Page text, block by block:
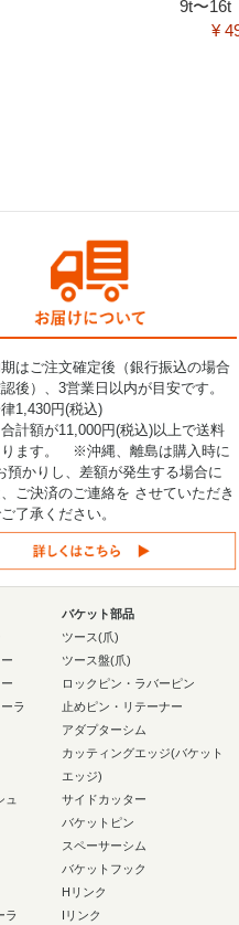
9t〜
¥
はご注文確定後（銀行振込の場合
後）、3営業日以内が目安です。
1,430円(税込)
計額が11,000円(税込)以上で送料
ります。 ※沖縄、離島は購入時に
預かりし、差額が発生する場合に
ご決済のご連絡を させていただき
了承ください。
ラ
ュ
ラ
バケット部品
ツース(爪)
ツース盤(爪)
ロックピン・ラバーピン
止めピン・リテーナー
アダプターシム
カッティングエッジ(バケット
エッジ)
サイドカッター
バケットピン
スペーサーシム
バケットフック
Hリンク
Iリンク